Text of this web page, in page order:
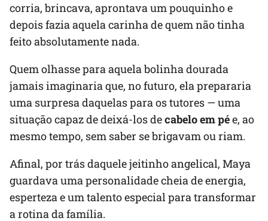
corria, brincava, aprontava um pouquinho e
depois fazia aquela carinha de quem não tinha
feito absolutamente nada.
Quem olhasse para aquela bolinha dourada
jamais imaginaria que, no futuro, ela prepararia
uma surpresa daquelas para os tutores — uma
situação capaz de deixá-los decabelo em pée, ao
mesmo tempo, sem saber se brigavam ou riam.
Afinal, por trás daquele jeitinho angelical, Maya
guardava uma personalidade cheia de energia,
esperteza e um talento especial para transformar
a rotina da família.